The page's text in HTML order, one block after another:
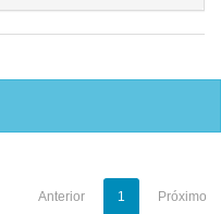
Anterior 1 Próximo